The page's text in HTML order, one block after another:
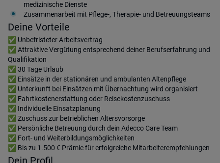
medizinische Dienste
Zusammenarbeit mit Pflege-, Therapie- und Betreuungsteams
Deine Vorteile
✅ Unbefristeter Arbeitsvertrag
✅ Attraktive Vergütung entsprechend deiner Berufserfahrung und
Qualifikation
✅ 30 Tage Urlaub
✅ Einsätze in der stationären und ambulanten Altenpflege
✅ Unterkunft bei Einsätzen mit Übernachtung wird organisiert
✅ Fahrtkostenerstattung oder Reisekostenzuschuss
✅ Individuelle Einsatzplanung
✅ Zuschuss zur betrieblichen Altersvorsorge
✅ Persönliche Betreuung durch dein Adecco Care Team
✅ Fort- und Weiterbildungsmöglichkeiten
✅ Bis zu 1.500 € Prämie für erfolgreiche Mitarbeiterempfehlungen
Dein Profil